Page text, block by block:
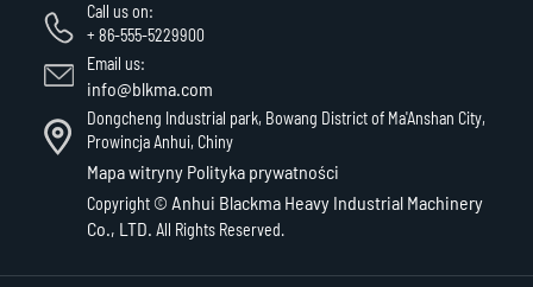
Call us on:
+ 86-555-5229900
Email us:
info@blkma.com
Dongcheng Industrial park, Bowang District of Ma'Anshan City,
Prowincja Anhui, Chiny
Mapa witryny Polityka prywatności
Copyright © Anhui Blackma Heavy Industrial Machinery
Co., LTD. All Rights Reserved.